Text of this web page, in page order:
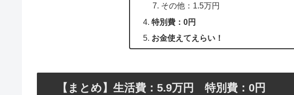
その他：1.5万円
特別費：0円
お金使えてえらい！
【まとめ】生活費：5.9万円 特別費：0円